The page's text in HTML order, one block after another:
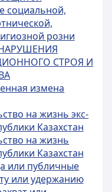
социальной,
розни
СТРОЯ И
измена
на жизнь экс-
Казахстан
на жизнь
Казахстан
или публичные
или удержанию